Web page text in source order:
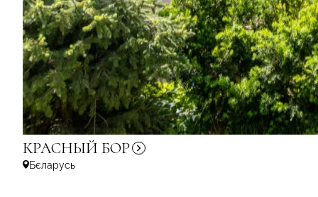
КРАСНЫЙ БОР
Бєларусь